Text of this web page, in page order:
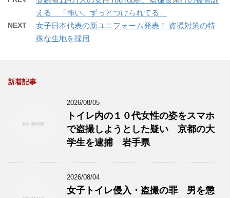
える 「怖い。ずっとつけられてる」
NEXT
女子日本代表の新ユニフォーム発表！ 盗撮対策の特
殊な生地を採用
新着記事
2026/08/05
トイレ内の１０代女性の姿をスマホ
で盗撮しようとした疑い 京都の大
学生を逮捕 岩手県
2026/08/04
女子トイレ侵入・盗撮の罪 男を懲